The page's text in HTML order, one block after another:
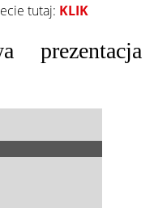
tutaj: KLIK
prezentacja